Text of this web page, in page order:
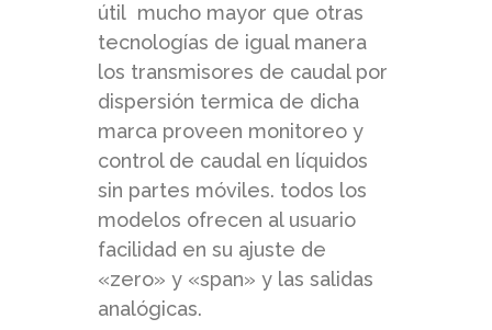
útil mucho mayor que otras
tecnologías de igual manera
los transmisores de caudal por
dispersión termica de dicha
marca proveen monitoreo y
control de caudal en líquidos
sin partes móviles. todos los
modelos ofrecen al usuario
facilidad en su ajuste de
«zero» y «span» y las salidas
analógicas.